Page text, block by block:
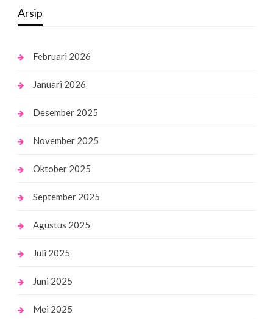
Arsip
Februari 2026
Januari 2026
Desember 2025
November 2025
Oktober 2025
September 2025
Agustus 2025
Juli 2025
Juni 2025
Mei 2025